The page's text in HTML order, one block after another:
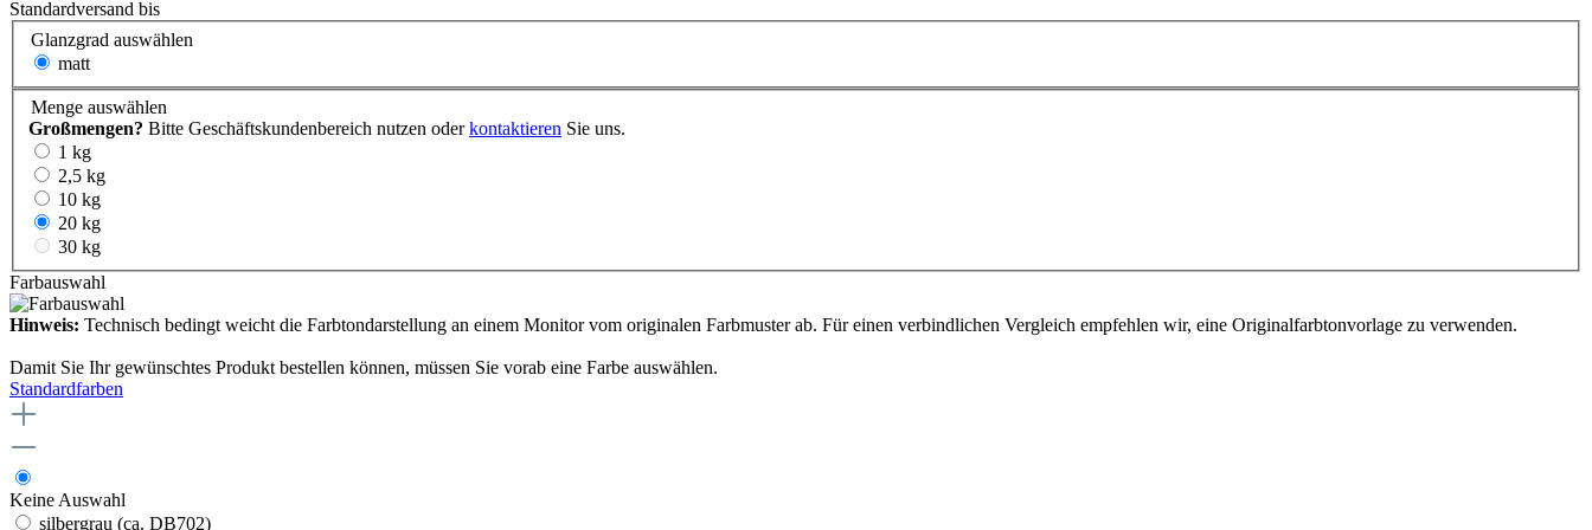
Standardversand bis
Glanzgrad auswählen
matt
Menge auswählen
Großmengen? Bitte Geschäftskundenbereich nutzen oderkontaktieren Sie uns.
1 kg
2,5 kg
10 kg
20 kg
30 kg
Farbauswahl
Hinweis: Technisch bedingt weicht die Farbtondarstellung an einem Monitor vom originalen Farbmuster ab. Für einen verbindlichen Vergleich empfehlen wir, eine Originalfarbtonvorlage zu verwenden.
Damit Sie Ihr gewünschtes Produkt bestellen können, müssen Sie vorab eine Farbe auswählen.
Standardfarben
Keine Auswahl
silbergrau (ca. DB702)